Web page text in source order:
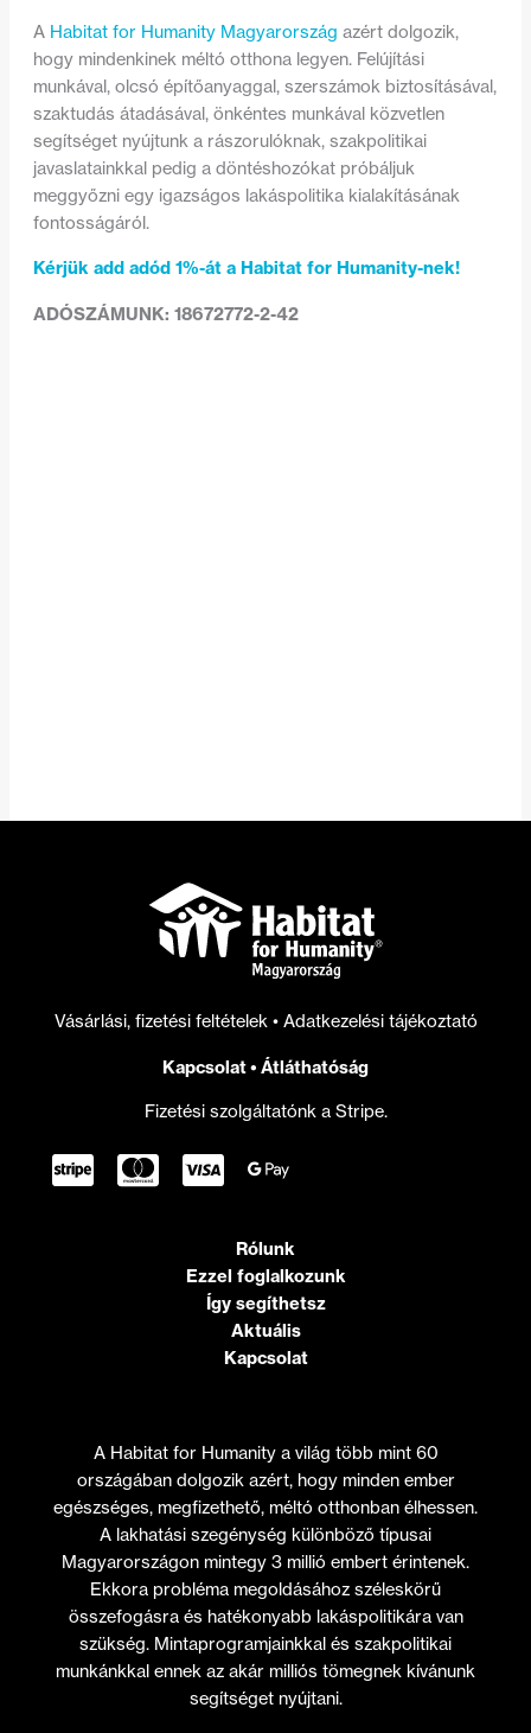
A Habitat for Humanity Magyarország azért dolgozik,
hogy mindenkinek méltó otthona legyen. Felújítási
munkával, olcsó építőanyaggal, szerszámok biztosításával,
szaktudás átadásával, önkéntes munkával közvetlen
segítséget nyújtunk a rászorulóknak, szakpolitikai
javaslatainkkal pedig a döntéshozókat próbáljuk
meggyőzni egy igazságos lakáspolitika kialakításának
fontosságáról.
Kérjük add adód 1%-át a Habitat for Humanity-nek!
ADÓSZÁMUNK: 18672772-2-42
Vásárlási, fizetési feltételek • Adatkezelési tájékoztató
Kapcsolat• Átláthatóság
Fizetési szolgáltatónk a Stripe.
Rólunk
Ezzel foglalkozunk
Így segíthetsz
Aktuális
Kapcsolat
A Habitat for Humanity a világ több mint 60
országában dolgozik azért, hogy minden ember
egészséges, megfizethető, méltó otthonban élhessen.
A lakhatási szegénység különböző típusai
Magyarországon mintegy 3 millió embert érintenek.
Ekkora probléma megoldásához széleskörű
összefogásra és hatékonyabb lakáspolitikára van
szükség. Mintaprogramjainkkal és szakpolitikai
munkánkkal ennek az akár milliós tömegnek kívánunk
segítséget nyújtani.